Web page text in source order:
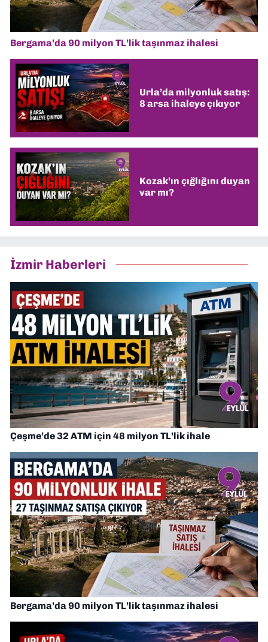
Bergama’da 90 milyon TL’lik taşınmaz ihalesi
Urla’da milyonluk satış:
8 arsa ihaleye çıkıyor
Kozak’ın çığlığını duyan
var mı?
İzmir Haberleri
Çeşme’de 32 ATM için 48 milyon TL’lik ihale
Bergama’da 90 milyon TL’lik taşınmaz ihalesi